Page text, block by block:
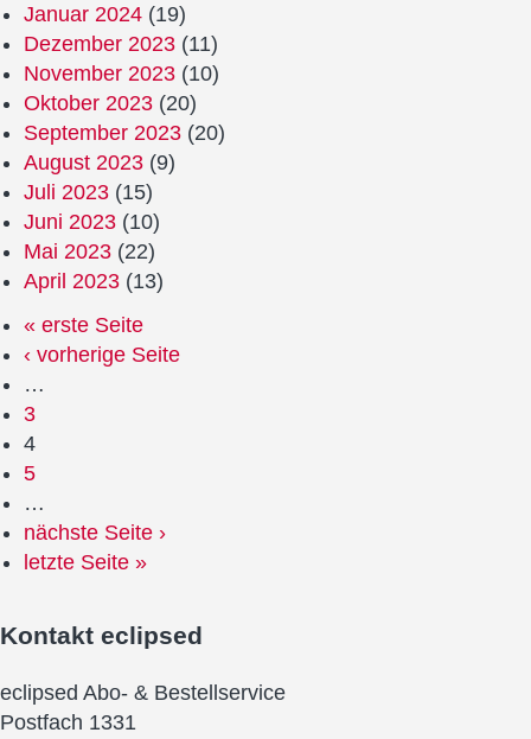
Januar 2024 (19)
Dezember 2023 (11)
November 2023 (10)
Oktober 2023 (20)
September 2023 (20)
August 2023 (9)
Juli 2023 (15)
Juni 2023 (10)
Mai 2023 (22)
April 2023 (13)
« erste Seite
‹ vorherige Seite
…
3
4
5
…
nächste Seite ›
letzte Seite »
Kontakt eclipsed
eclipsed Abo- & Bestellservice
Postfach 1331